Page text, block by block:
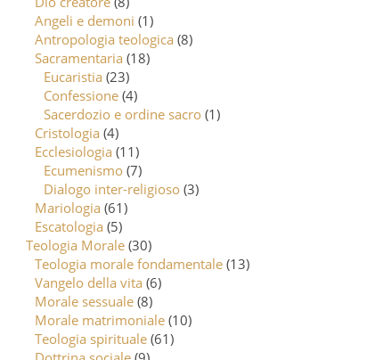
Angeli e demoni (1)
Antropologia teologica (8)
Sacramentaria (18)
Eucaristia (23)
Confessione (4)
Sacerdozio e ordine sacro (1)
Cristologia (4)
Ecclesiologia (11)
Ecumenismo (7)
Dialogo inter-religioso (3)
Mariologia (61)
Escatologia (5)
Teologia Morale (30)
Teologia morale fondamentale (13)
Vangelo della vita (6)
Morale sessuale (8)
Morale matrimoniale (10)
Teologia spirituale (61)